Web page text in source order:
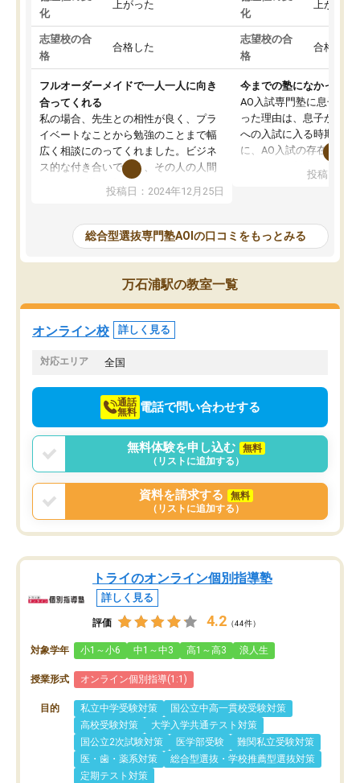
化
上がった
志望校の合
格
合格した
フルオーダーメイドで一人一人に向き
合ってくれる
私の場合、先生との相性が良く、プラ
イベートなことから勉強のことまで幅
広く相談にのってくれました。ビジネ
ス的な付き合いでなく、その人の人間
性までを適切に把握し、むきあってい
るなぁと強く感じることできました。
と相談すると、他の先生も紹介してく
ださり、客観的なアドバイスもいただ
くことができました（志望理由・自己
PR等の添削において）。そして、なに
より自習室が解放されている点がよか
ったです。友達と好きな時間に自習
し、お互いを高めあえる環境がありま
投稿日：2024年12月25日
化
上がった
志望校の合
格
合格した
今までの塾になかった
AO入試専門塾に息子を
った理由は、息子が高校
への入試に入る時期に差
に、AO入試の存在を息
たことから、AOIに入塾
で、AO入試を改めて知
それに対しての具体的な
ことでした。更に子供の
けてらっしゃいますので
投稿日：
総合型選抜専門塾AOIの口コミをもっとみる
万石浦駅の教室一覧
オンライン校 詳しく見る
対応エリア 全国
通話
無料 電話で問い合わせする
無料体験を申し込む
無料
（リストに追加する）
資料を請求する
無料
（リストに追加する）
トライのオンライン個別指導塾
詳しく見る
評価 4.2 （44件）
対象学年 小1～小6 中1～中3 高1～高3 浪人生
授業形式 オンライン個別指導(1:1)
目的 私立中学受験対策
国公立中高一貫校受験対策
高校受験対策
大学入学共通テスト対策
国公立2次試験対策
医学部受験
難関私立受験対策
医・歯・薬系対策
総合型選抜・学校推薦型選抜対策
定期テスト対策